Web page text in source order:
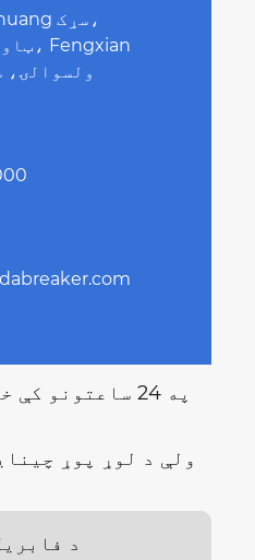
ولسوالۍ،
په 24 ساعتونو
ولې د لوړ پوړ
✅ د